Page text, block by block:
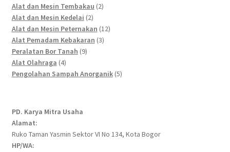
products
Alat dan Mesin Tembakau 22
Alat dan Mesin Kedelai 22
products
Alat dan Mesin Peternakan 1212
Alat Pemadam Kebakaran 33
Peralatan Bor Tanah 99
Alat Olahraga 44
products
Pengolahan Sampah Anorganik 55
PD. Karya Mitra Usaha
Alamat:
Ruko Taman Yasmin Sektor VI No 134, Kota Bogor
HP/WA: